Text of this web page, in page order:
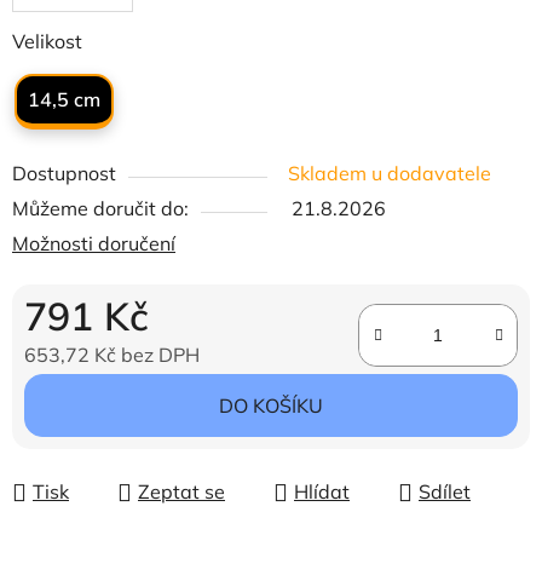
Velikost
14,5 cm
Dostupnost
Skladem u dodavatele
Můžeme doručit do:
21.8.2026
Možnosti doručení
791 Kč
653,72 Kč bez DPH
Měrná cena:
DO KOŠÍKU
Tisk Zeptat se Hlídat Sdílet